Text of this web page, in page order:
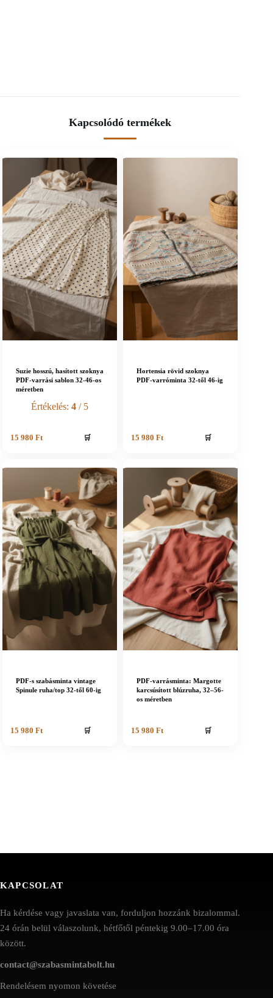
Kapcsolódó termékek
Suzie hosszú, hasított szoknya
PDF-varrási sablon 32-46-os
méretben
Értékelés:4 / 5
15 980 Ft 🛒
Hortensia rövid szoknya
PDF-varróminta 32-től 46-ig
15 980 Ft 🛒
PDF-s szabásminta vintage
Spinule ruha/top 32-től 60-ig
15 980 Ft 🛒
PDF-varrásminta: Margotte
karcsúsított blúzruha, 32–56-
os méretben
15 980 Ft 🛒
KAPCSOLAT
Ha kérdése vagy javaslata van, forduljon hozzánk bizalommal.
24 órán belül válaszolunk, hétfőtől péntekig 9.00–17.00 óra
között.
contact@szabasmintabolt.hu
Rendelésem nyomon követése